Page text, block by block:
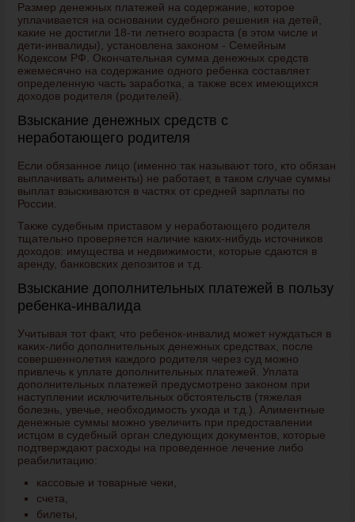
Размер денежных платежей на содержание, которое
уплачивается на основании судебного решения на детей,
какие не достигли 18-ти летнего возраста (в этом числе и
дети-инвалиды), установлена законом - Семейным
Кодексом РФ. Окончательная сумма денежных средств
ежемесячно на содержание одного ребенка составляет
определенную часть заработка, а также всех имеющихся
доходов родителя (родителей).
Взыскание денежных средств с
неработающего родителя
Если обязанное лицо (именно так называют того, кто обязан
выплачивать алименты) не работает, в таком случае суммы
выплат взыскиваются в частях от средней зарплаты по
России.
Также судебным приставом у неработающего родителя
тщательно проверяется наличие каких-нибудь источников
доходов: имущества и недвижимости, которые сдаются в
аренду, банковских депозитов и т.д.
Взыскание дополнительных платежей в пользу
ребенка-инвалида
Учитывая тот факт, что ребенок-инвалид может нуждаться в
каких-либо дополнительных денежных средствах, после
совершеннолетия каждого родителя через суд можно
привлечь к уплате дополнительных платежей. Уплата
дополнительных платежей предусмотрено законом при
наступлении исключительных обстоятельств (тяжелая
болезнь, увечье, необходимость ухода и т.д.). Алиментные
денежные суммы можно увеличить при предоставлении
истцом в судебный орган следующих документов, которые
подтверждают расходы на проведенное лечение либо
реабилитацию:
кассовые и товарные чеки,
счета,
билеты,